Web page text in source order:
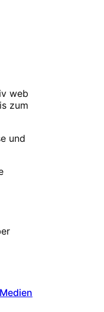
web
zum
und
Medien